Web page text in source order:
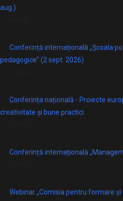
aug.)
Conferință internațională „Școala
pedagogice” (2 sept. 2026)
Conferința națională - Proiecte
creativitate și bune practici
Conferință internațională
Webinar „Comisia pentru formare